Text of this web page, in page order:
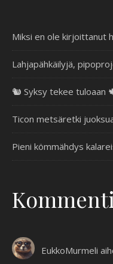
Miksi en ole kirjoittanut
Lahjapähkäilyjä,
🐿️ Syksy tekee tuloaan
Ticon metsäretki
Pieni kömmähdys
EukkoMurmeli